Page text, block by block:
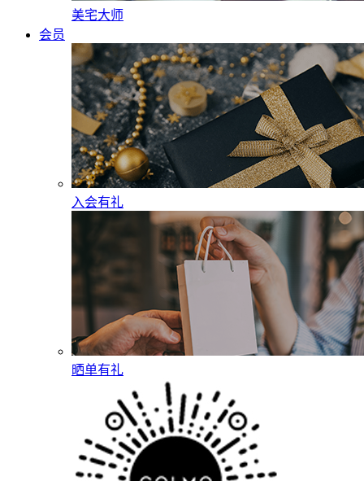
美宅大师
会员
入会有礼
晒单有礼